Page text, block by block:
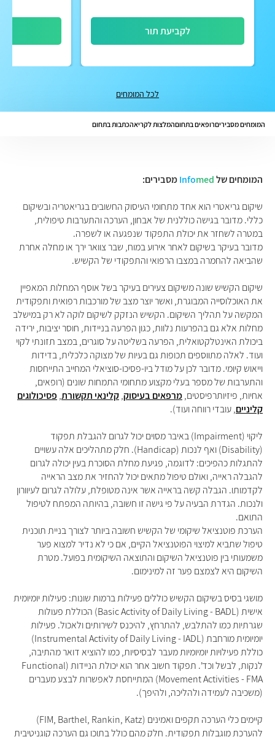
לקביעת תור
לכל המומחים
המומחים מסביריםרופאים בתחוםהמלצות לקריאהכתבות בתחום
המומחים של Infomed מסבירים:
שיקום גריאטרי הוא אחד מתחומי העיסוק החשובים בגריאטריה ובשיקום
כללי. מדובר בגישה כוללנית של אבחון, הערכה והתערבות טיפולית,
במטרה לשחזר את יכולת התפקוד שנפגעה או לשפרה.
מדובר בעיקר בשיקום לאחר אירוע במוח, שבר צוואר ירך או מחלה אחרת
שהביאה להחמרה במצבו הרפואי והתפקודי של הקשיש.
שיקום הקשיש שונה משיקום צעירים בעיקר בשל אוסף המחלות המאפיין
את האוכלוסייה המבוגרת, ואשר יוצר מצב של מורכבות רפואית ותפקודית
המקשה על תהליך השיקום. הקשיש הנזקק לשיקום לוקה לא רק במישלב
מחלות אלא גם בהפרעות נלוות, כגון הפרעה בניידות, חוסר יציבות, ירידה
ביכולת האינטלקטואלית, הפרעה בשליטה על סוגרים, במצב תזונתי לקוי
ועוד. לאלה מתווספים תכופות גם בעיות של מצוקה כלכלית, בדידות
וייאוש קיומי. מדובר לכן על מודל ביו-פסיכו-סוציאלי המחייב התייחסות
והתערבות של מספר בעלי מקצוע מתחומי התמחות שונים (רופאים,
אחיות, פיזיותרפיסטים,מרפאים בעיסוק,קלינאי תקשורת, פסיכולוגים
קליניים, עובדי רווחה ועוד).
ליקוי (Impairment) באיבר מסוים יכול לגרום להגבלת תפקוד
(Disability) ואף לנכות (Handicap). חלק מתהליכים אלה עשויים
להתגלות כהפיכים: לדוגמה, פגיעת מחלת הסוכרת בעין יכולה לגרום
להגבלה ראייה, ואולם טיפול מתאים יכול להחזיר את מצב הראייה
לקדמותו. הגבלה קשה בראייה אשר אינה מטופלת, עלולה לגרום לעיוורון
ולנכות. הגדרת הבעיה על פי גישה זו חשובה, בהיותה המפתח לטיפול
התואם.
הערכת פוטנציאל שיקומי של הקשיש חשובה ביותר לצורך בניית תוכנית
טיפול שתביא למיצוי הפוטנציאל הקיים, אם כי לא נדיר למצוא פער
משמעותי בין פוטנציאל השיקום והתוצאה השיקומית בפועל. מטרת
השיקום היא לצמצם פער זה למינימום.
מושגי בסיס בשיקום הקשיש כוללים פעילות ברמות שונות: פעילות יומיומית
אישית (Basic Activity of Daily Living - BADL) הכוללת פעולות
שגרתיות כמו להתלבש, להתרחץ, להיכנס לשירותים ולאכול. פעילות
יומיומית מורחבת (Instrumental Activity of Daily Living - IADL)
כוללת פעילויות יומיומיות מעבר לבסיסיות, כמו להוציא דואר מהתיבה,
לנקות, לבשל וכד'. תפקוד חשוב אחר הוא יכולת הניידות (Functional
Movement Activities - FMA) המתייחסת לאפשרות לבצע מעברים
(משכיבה לעמידה ולהליכה, ולהיפך).
קיימים כלי הערכה תקפים ואמינים (FIM, Barthel, Rankin, Katz)
להערכת מוגבלות תפקודית. חלק מהם כולל בתוכו גם הערכה קוגניטיבית